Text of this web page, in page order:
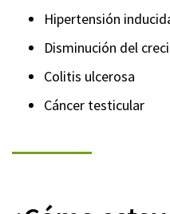
Hipertensión
Disminución del
Colitis ulcerosa
Cáncer testicular